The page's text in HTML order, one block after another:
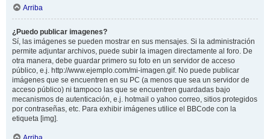
Arriba
¿Puedo publicar imagenes?
Sí, las imágenes se pueden mostrar en sus mensajes. Si la administración
permite adjuntar archivos, puede subir la imagen directamente al foro. De
otra manera, debe guardar primero su foto en un servidor de acceso
público, e.j. http://www.ejemplo.com/mi-imagen.gif. No puede publicar
imágenes que se encuentren en su PC (a menos que sea un servidor de
acceso público) ni tampoco las que se encuentren guardadas bajo
mecanismos de autenticación, e.j. hotmail o yahoo correo, sitios protegidos
por contraseñas, etc. Para exhibir imágenes utilice el BBCode con la
etiqueta [img].